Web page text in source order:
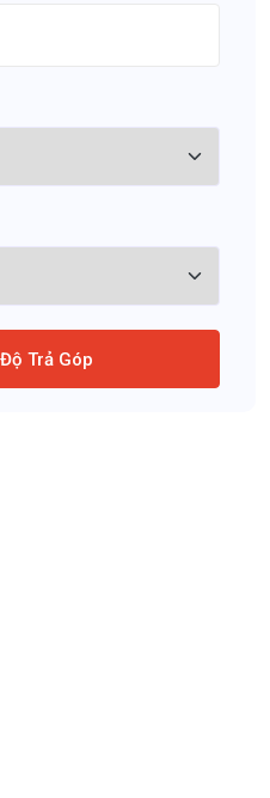
Trả Góp